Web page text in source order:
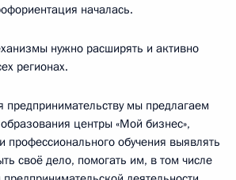
началась.
нужно расширять и активно
регионах.
предпринимательству мы предлагаем
образования центры «Мой бизнес»,
профессионального обучения выявлять
своё дело, помогать им, в том числе